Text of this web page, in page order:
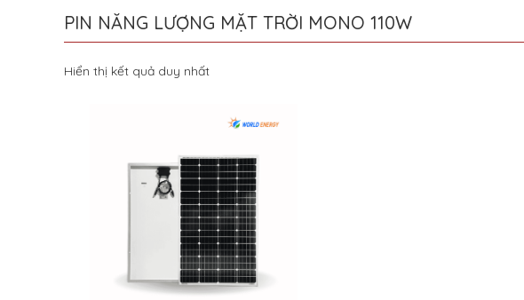
PIN NĂNG LƯỢNG MẶT TRỜI MONO 110W
Hiển thị kết quả duy nhất